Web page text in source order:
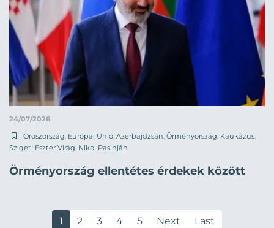
24/07/2026
Oroszország, Európai Unió, Azerbajdzsán, Örményország, Kaukázus,
Szigeti Eszter Virág, Nikol Pasinján
Örményország ellentétes érdekek között
1 2 3 4 5 Next Last